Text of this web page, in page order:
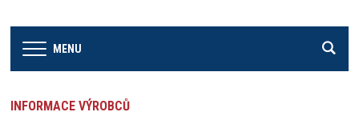
MENU
INFORMACE VÝROBCŮ